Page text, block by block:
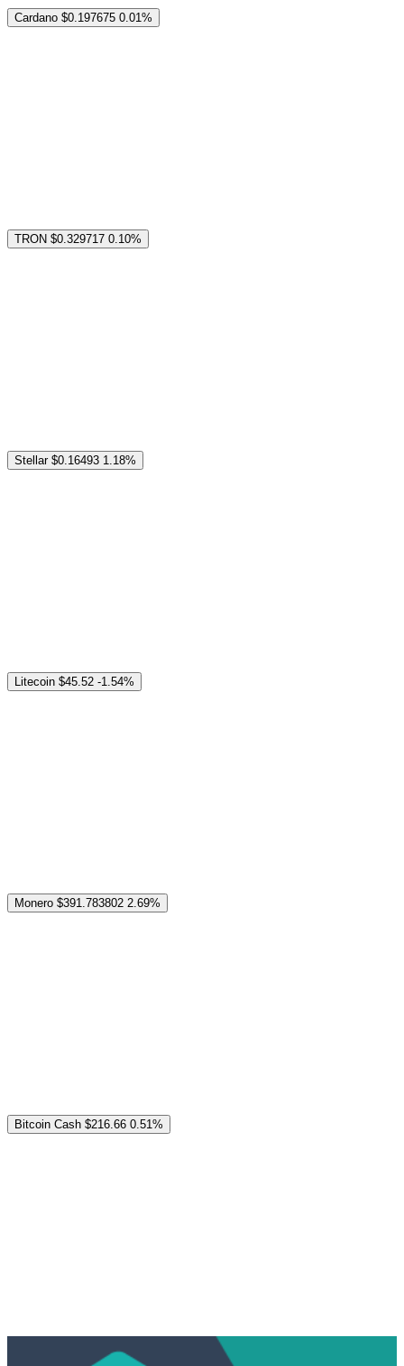
Cardano $0.197675 0.01%
TRON $0.329717 0.10%
Stellar $0.16493 1.18%
Litecoin $45.52 -1.54%
Monero $391.783802 2.69%
Bitcoin Cash $216.66 0.51%